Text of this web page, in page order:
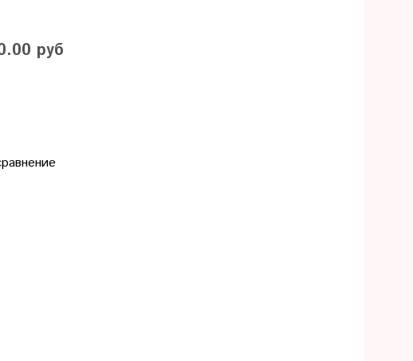
руб